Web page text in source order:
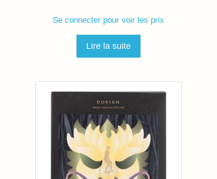
Se connecter pour voir les prix
Lire la suite